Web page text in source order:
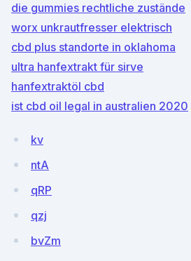
die gummies rechtliche zustände
worx unkrautfresser elektrisch
cbd plus standorte in oklahoma
ultra hanfextrakt für sirve
hanfextraktöl cbd
ist cbd oil legal in australien 2020
kv
ntA
qRP
qzj
bvZm